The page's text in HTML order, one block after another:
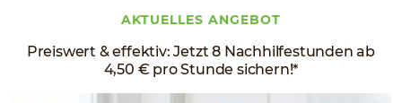
AKTUELLES ANGEBOT
Preiswert & effektiv: Jetzt 8 Nachhilfestunden ab
4,50 € pro Stunde sichern!*